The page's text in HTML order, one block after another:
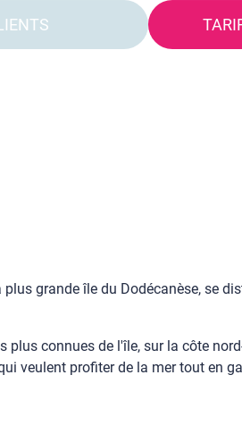
grande île du Dodécanèse, se
connues de l'île, sur la côte
veulent profiter de la mer tout en